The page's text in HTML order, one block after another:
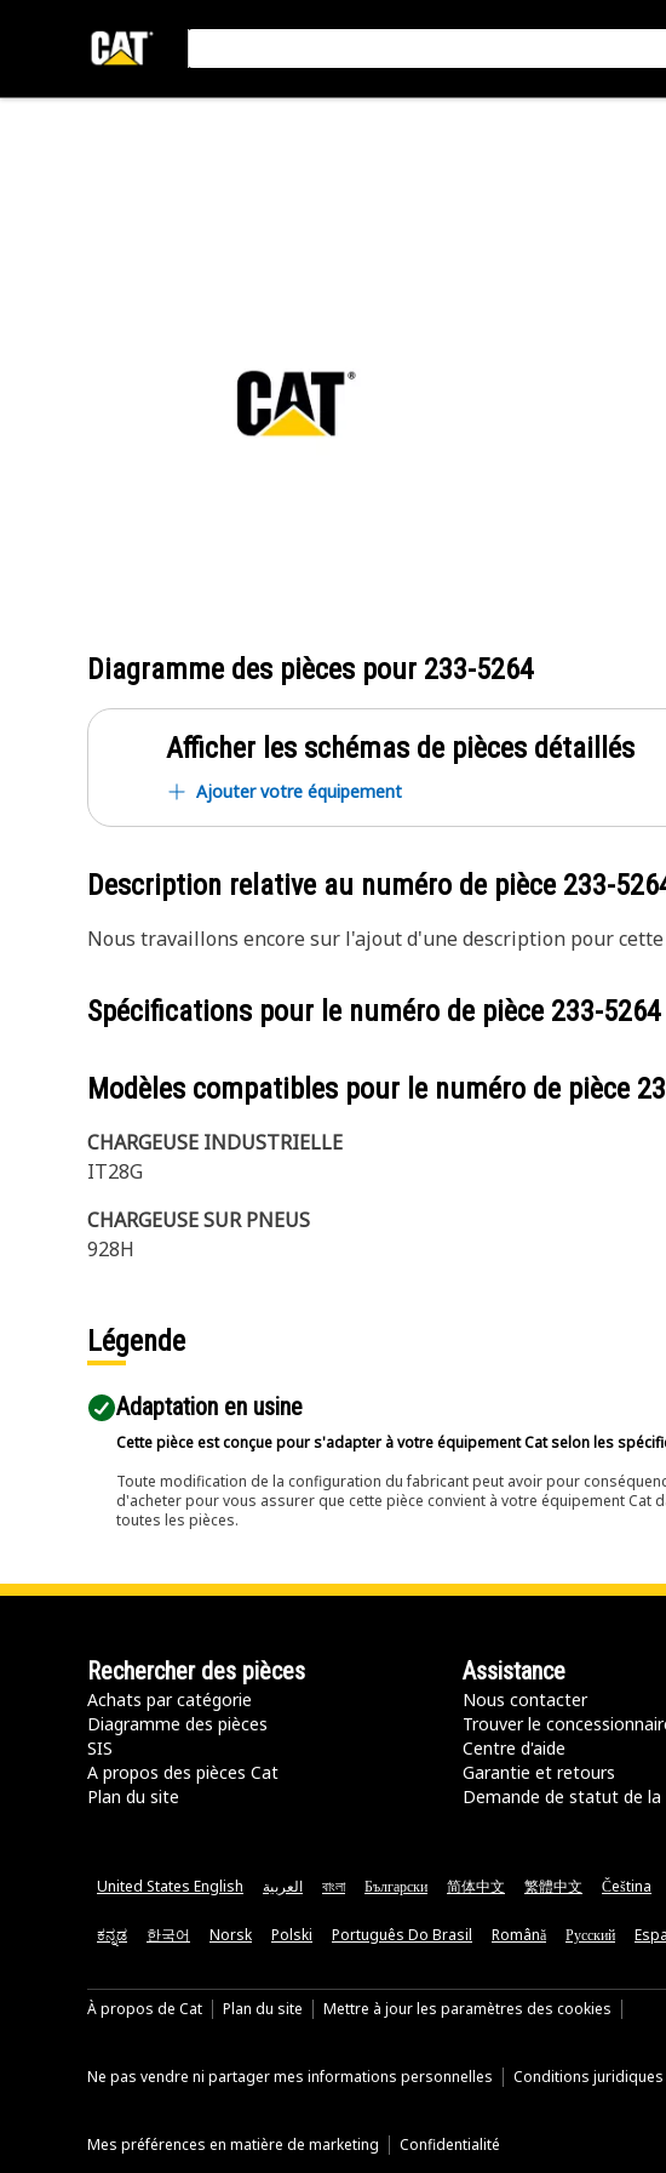
Diagramme des pièces pour 233-5264
Afficher les schémas de pièces détaillés
Ajouter votre équipement
Description relative au numéro de pièce 233-
Nous travaillons encore sur l'ajout d'une description pour cette
Spécifications pour le numéro de pièce 233-5264
Modèles compatibles pour le numéro de pièce
CHARGEUSE INDUSTRIELLE
IT28G
CHARGEUSE SUR PNEUS
928H
Légende
Adaptation en usine
Cette pièce est conçue pour s'adapter à votre équipement Cat selon les
Toute modification de la configuration du fabricant peut avoir pour
d'acheter pour vous assurer que cette pièce convient à votre équipement
toutes les pièces.
Rechercher des pièces
Achats par catégorie
Diagramme des pièces
SIS
A propos des pièces Cat
Plan du site
Assistance
Nous contacter
Trouver le
Centre d'aide
Garantie et retours
Demande de statut de la
United States English العربية বাংলা Български 简体中文 繁體中文 Čeština
ಕನ್ನಡ 한국어 Norsk Polski Português Do Brasil Română Русский
À propos de Cat Plan du site Mettre à jour les paramètres des cookies
Ne pas vendre ni partager mes informations personnelles Conditions juridiques
Mes préférences en matière de marketing Confidentialité